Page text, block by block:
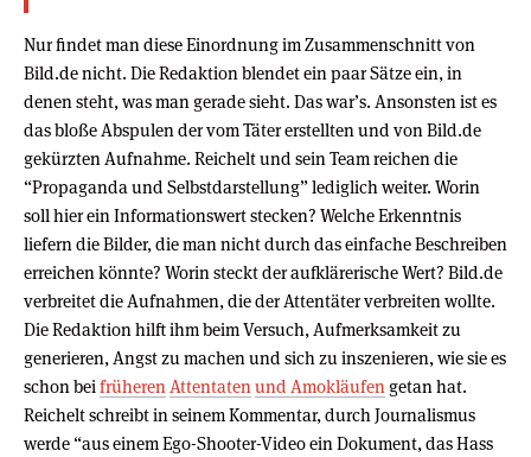
Nur findet man diese Einordnung im Zusammenschnitt von
Bild.de nicht. Die Redaktion blendet ein paar Sätze ein, in
denen steht, was man gerade sieht. Das war’s. Ansonsten ist es
das bloße Abspulen der vom Täter erstellten und von Bild.de
gekürzten Aufnahme. Reichelt und sein Team reichen die
“Propaganda und Selbstdarstellung” lediglich weiter. Worin
soll hier ein Informationswert stecken? Welche Erkenntnis
liefern die Bilder, die man nicht durch das einfache Beschreiben
erreichen könnte? Worin steckt der aufklärerische Wert? Bild.de
verbreitet die Aufnahmen, die der Attentäter verbreiten wollte.
Die Redaktion hilft ihm beim Versuch, Aufmerksamkeit zu
generieren, Angst zu machen und sich zu inszenieren, wie sie es
schon beifrüherenAttentatenund Amokläufengetan hat.
Reichelt schreibt in seinem Kommentar, durch Journalismus
werde “aus einem Ego-Shooter-Video ein Dokument, das Hass